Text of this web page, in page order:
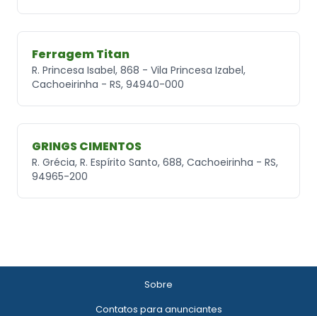
Ferragem Titan
R. Princesa Isabel, 868 - Vila Princesa Izabel,
Cachoeirinha - RS, 94940-000
GRINGS CIMENTOS
R. Grécia, R. Espírito Santo, 688, Cachoeirinha - RS,
94965-200
Sobre
Contatos para anunciantes